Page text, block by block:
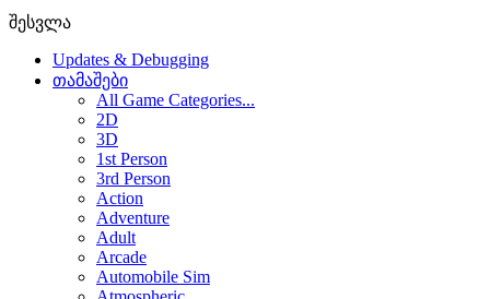
შესვლა
Updates & Debugging
თამაშები
All Game Categories...
2D
3D
1st Person
3rd Person
Action
Adventure
Adult
Arcade
Automobile Sim